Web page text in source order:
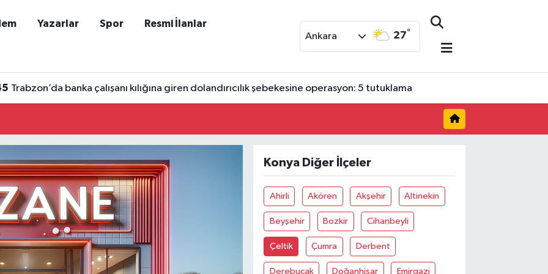
Yazarlar Spor Resmi İlanlar
Ankara 27°
Trabzon’da banka çalışanı kılığına giren dolandırıcılık şebekesine operasyon: 5 tutuklama
Konya Diğer İlçeler
Ahirli Akören Akşehir Altinekin
Beyşehir Bozkir Cihanbeyli
Çeltik Çumra Derbent
Derebucak Doğanhisar Emirgazi